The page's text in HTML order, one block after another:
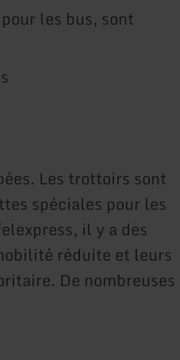
les bus, sont
Les trottoirs sont
spéciales pour les
il y a des
réduite et leurs
De nombreuses